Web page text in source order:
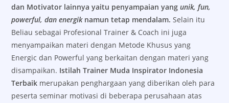
dan Motivator lainnya yaitu penyampaian yangunik, fun,
powerful, dan energiknamun tetap mendalam. Selain itu
Beliau sebagai Profesional Trainer & Coach ini juga
menyampaikan materi dengan Metode Khusus yang
Energic dan Powerful yang berkaitan dengan materi yang
disampaikan. Istilah Trainer Muda Inspirator Indonesia
Terbaik merupakan penghargaan yang diberikan oleh para
peserta seminar motivasi di beberapa perusahaan atas